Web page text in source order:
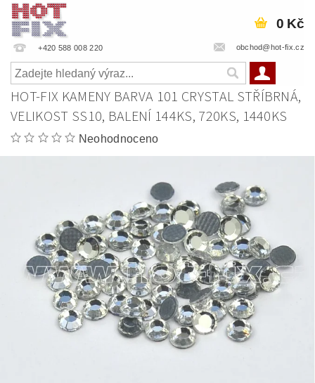
+420 588 008 220 obchod@hot-fix.cz
0 Kč
HOT-FIX KAMENY BARVA 101 CRYSTAL STŘÍBRNÁ,
VELIKOST SS10, BALENÍ 144KS, 720KS, 1440KS
Neohodnoceno